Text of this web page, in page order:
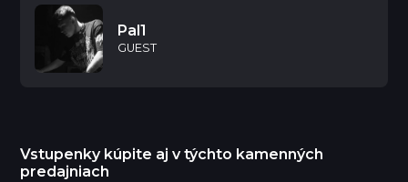
Pal1
GUEST
Vstupenky kúpite aj v týchto kamenných
predajniach